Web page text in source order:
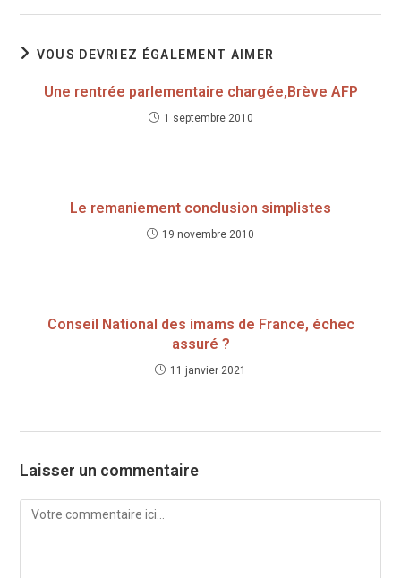
VOUS DEVRIEZ ÉGALEMENT AIMER
Une rentrée parlementaire chargée,Brève AFP
1 septembre 2010
Le remaniement conclusion simplistes
19 novembre 2010
Conseil National des imams de France, échec
assuré ?
11 janvier 2021
Laisser un commentaire
Comment